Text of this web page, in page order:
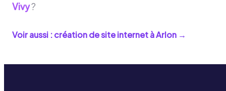
Vivy?
Voir aussi : création de site internet àArlon →